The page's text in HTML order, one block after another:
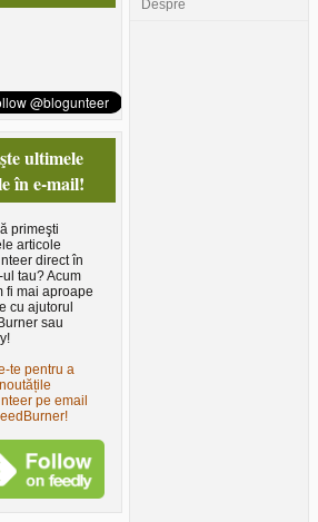
ultimele
în e-mail!
primeşti
articole
direct în
tau? Acum
fi mai aproape
cu ajutorul
sau
te pentru a
pe email
Despre